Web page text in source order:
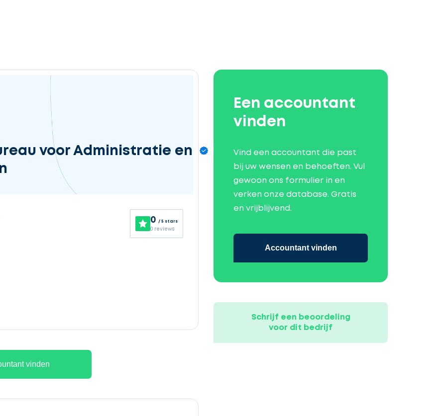
voor Administratie en
0 / 5 stars
0 reviews
vinden
Een accountant
vinden
Vind een accountant die past
bij uw wensen en behoeften. Vul
gewoon ons formulier in en
verken onze database. Gratis
en vrijblijvend.
Accountant vinden
Schrijf een beoordeling
voor dit bedrijf